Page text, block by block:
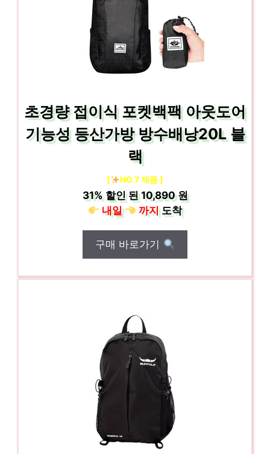
초경량 접이식 포켓백팩 아웃도어
기능성 등산가방 방수배낭20L 블
랙
[ NO.7 제품 ]
31%할인 된10,890 원
내일
까지도착
구매 바로가기